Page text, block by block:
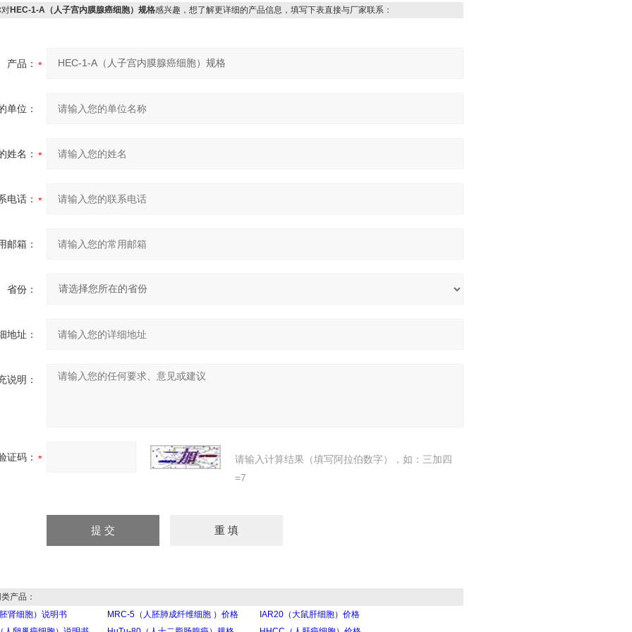
HEC-1-A（人子宫内膜腺癌细胞）规格感兴趣，想了解更详细的产品信息，填写下表直接与厂家联系：
产品：
单位：
姓名：
电话：
邮箱：
省份：
地址：
说明：
证码：
请输入计算结果（填写阿拉伯数字），如：三加四
=7
产品：
肾细胞）说明书
MRC-5（人胚肺成纤维细胞 ）价格
IAR20（大鼠肝细胞）价格